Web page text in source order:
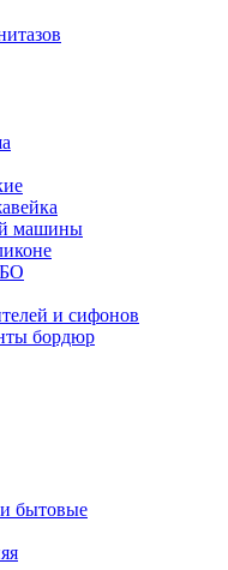
машины
и сифонов
бордюр
бытовые